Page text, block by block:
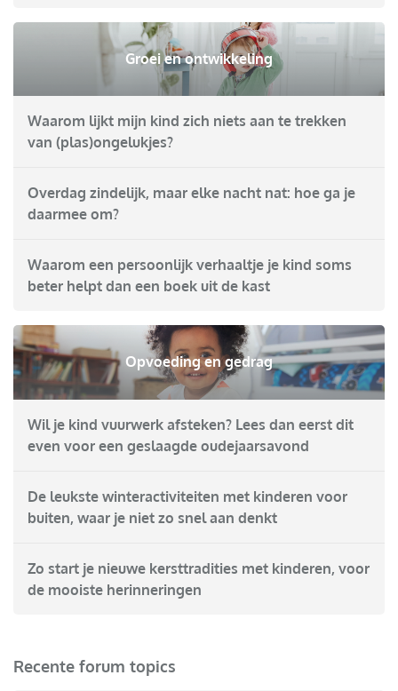
Groei en ontwikkeling
Waarom lijkt mijn kind zich niets aan te trekken
van (plas)ongelukjes?
Overdag zindelijk, maar elke nacht nat: hoe ga je
daarmee om?
Waarom een persoonlijk verhaaltje je kind soms
beter helpt dan een boek uit de kast
Opvoeding en gedrag
Wil je kind vuurwerk afsteken? Lees dan eerst dit
even voor een geslaagde oudejaarsavond
De leukste winteractiviteiten met kinderen voor
buiten, waar je niet zo snel aan denkt
Zo start je nieuwe kersttradities met kinderen, voor
de mooiste herinneringen
Recente forum topics